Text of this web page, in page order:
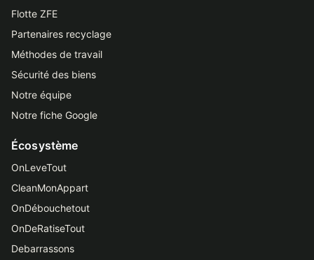
Flotte ZFE
Partenaires recyclage
Méthodes de travail
Sécurité des biens
Notre équipe
Notre fiche Google
Écosystème
OnLeveTout
CleanMonAppart
OnDébouchetout
OnDeRatiseTout
Debarrassons